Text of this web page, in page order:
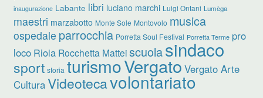
inaugurazione Labante libri luciano marchi Luigi Ontani Lumèga
maestri marzabotto Monte Sole Montovolo musica
ospedale parrocchia Porretta Soul Festival Porretta Terme pro
loco Riola Rocchetta Matteiscuolasindaco
sport storia turismoVergato Vergato Arte
CulturaVideotecavolontariato